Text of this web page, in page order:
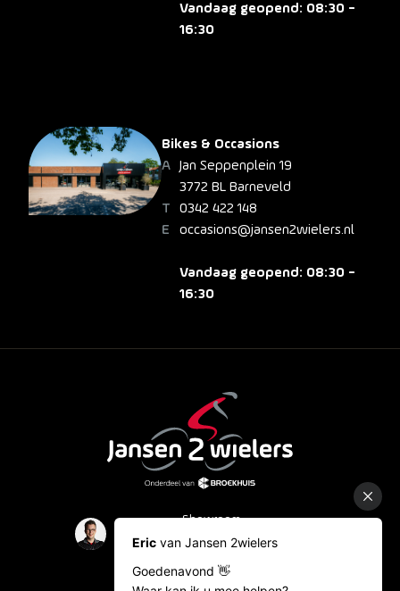
Vandaag geopend: 08:30 -
16:30
Bikes & Occasions
Jan Seppenplein 19
3772 BL Barneveld
0342 422 148
occasions@jansen2wielers.nl
Vandaag geopend: 08:30 -
16:30
Showroom
Occasions